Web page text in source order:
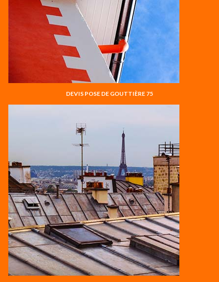
DEVIS POSE DE GOUTTIÈRE 75